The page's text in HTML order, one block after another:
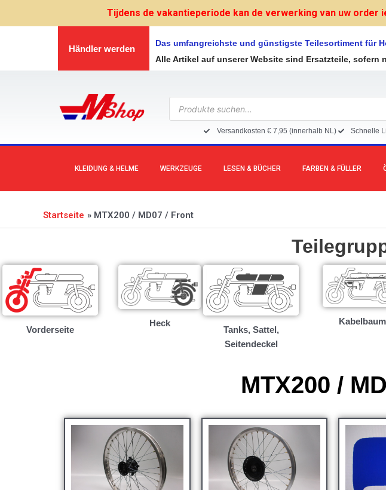
Tijdens de vakantieperiode kan de verwerking van uw order
Händler werden
Das umfangreichste und günstigste Teilesortiment für
Alle Artikel auf unserer Website sind Ersatzteile, sofern
Products
search
Versandkosten € 7,95 (innerhalb NL) Schnelle
KLEIDUNG & HELME WERKZEUGE LESEN & BÜCHER FARBEN & FÜLLER
Startseite MTX200 / MD07 / Front
Vorderseite
Heck
Tanks, Sattel,
Seitendeckel
Kabelbaum
MTX200 /